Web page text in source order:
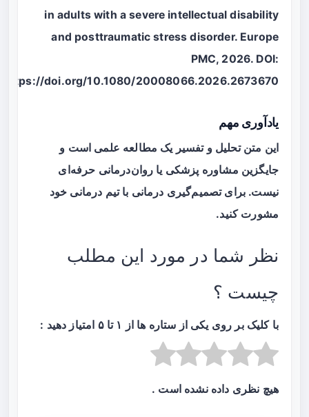
in adults with a severe intellectual disability
and posttraumatic stress disorder. Europe
PMC, 2026. DOI:
https://doi.org/10.1080/20008066.2026.2673670
یادآوری مهم
این متن تحلیل و تفسیر یک مطالعه علمی است و
جایگزین مشاوره پزشکی یا روان‌درمانی حرفه‌ای
نیست. برای تصمیم‌گیری درمانی با تیم درمانی خود
مشورت کنید.
نظر شما در مورد این مطلب
چیست ؟
با کلیک بر روی یکی از ستاره ها از ۱ تا ۵ امتیاز دهید :
هیچ نظری داده نشده است .